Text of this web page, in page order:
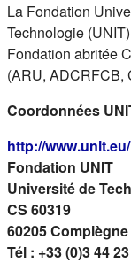
La Fondation
Technologie
Fondation abritée
(ARU, ADCRFCB,
Coordonnées
http://www.unit.eu/
Fondation UNIT
Université de
CS 60319
60205
Tél : +33 (0)3 44